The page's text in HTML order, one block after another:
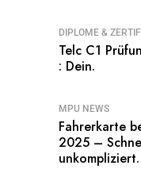
DIPLOME &
Telc C1
: Dein.
MPU NEWS
Fahrerkarte
2025 –
unkompliziert.